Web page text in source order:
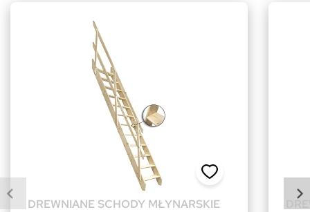
DREWNIANE SCHODY MŁYNARSKIE